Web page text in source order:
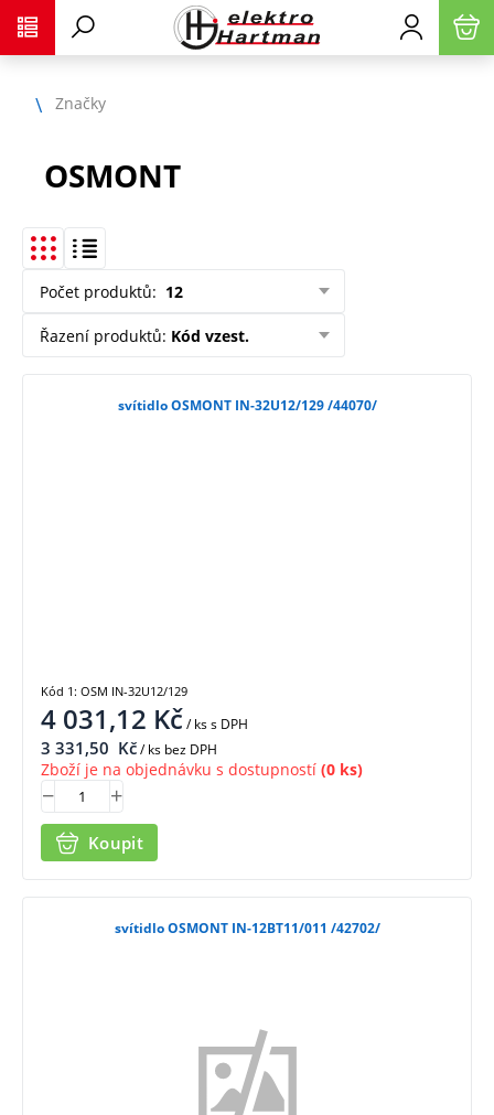
Značky
OSMONT
Počet produktů: 12
Řazení produktů: Kód vzest.
svítidlo OSMONT IN-32U12/129 /44070/
4 031,12 Kč/ kss DPH
3 331,50 Kč/ ks bez DPH
Zboží je na objednávku s dostupností (0 ks)
Koupit
Kód 1: OSM IN-32U12/129
svítidlo OSMONT IN-12BT11/011 /42702/